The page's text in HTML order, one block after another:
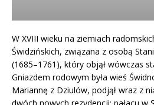
W XVIII wieku na ziemiach
Świdzińskich, związana z osobą
(1685–1761), który objął wówczas
Gniazdem rodowym była wieś
Mariannę z Dziulów, podjął wraz z